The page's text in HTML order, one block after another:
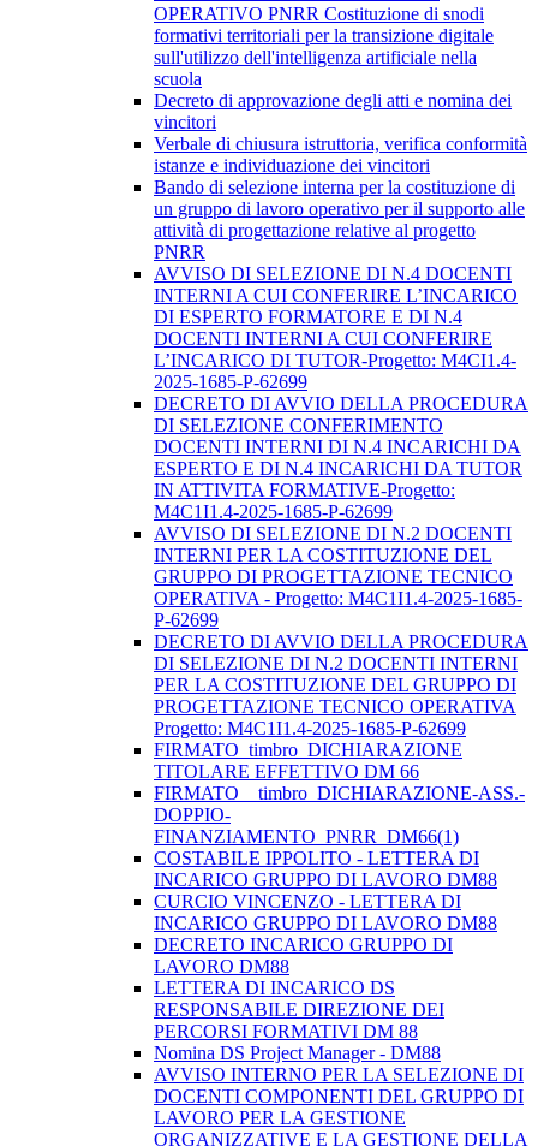
OPERATIVO PNRR Costituzione di snodi
formativi territoriali per la transizione digitale
sull'utilizzo dell'intelligenza artificiale nella
scuola
Decreto di approvazione degli atti e nomina dei
vincitori
Verbale di chiusura istruttoria, verifica conformità
istanze e individuazione dei vincitori
Bando di selezione interna per la costituzione di
un gruppo di lavoro operativo per il supporto alle
attività di progettazione relative al progetto
PNRR
AVVISO DI SELEZIONE DI N.4 DOCENTI
INTERNI A CUI CONFERIRE L’INCARICO
DI ESPERTO FORMATORE E DI N.4
DOCENTI INTERNI A CUI CONFERIRE
L’INCARICO DI TUTOR-Progetto: M4CI1.4-
2025-1685-P-62699
DECRETO DI AVVIO DELLA PROCEDURA
DI SELEZIONE CONFERIMENTO
DOCENTI INTERNI DI N.4 INCARICHI DA
ESPERTO E DI N.4 INCARICHI DA TUTOR
IN ATTIVITA FORMATIVE-Progetto:
M4C1I1.4-2025-1685-P-62699
AVVISO DI SELEZIONE DI N.2 DOCENTI
INTERNI PER LA COSTITUZIONE DEL
GRUPPO DI PROGETTAZIONE TECNICO
OPERATIVA - Progetto: M4C1I1.4-2025-1685-
P-62699
DECRETO DI AVVIO DELLA PROCEDURA
DI SELEZIONE DI N.2 DOCENTI INTERNI
PER LA COSTITUZIONE DEL GRUPPO DI
PROGETTAZIONE TECNICO OPERATIVA
Progetto: M4C1I1.4-2025-1685-P-62699
FIRMATO_timbro_DICHIARAZIONE
TITOLARE EFFETTIVO DM 66
FIRMATO__timbro_DICHIARAZIONE-ASS.-
DOPPIO-
FINANZIAMENTO_PNRR_DM66(1)
COSTABILE IPPOLITO - LETTERA DI
INCARICO GRUPPO DI LAVORO DM88
CURCIO VINCENZO - LETTERA DI
INCARICO GRUPPO DI LAVORO DM88
DECRETO INCARICO GRUPPO DI
LAVORO DM88
LETTERA DI INCARICO DS
RESPONSABILE DIREZIONE DEI
PERCORSI FORMATIVI DM 88
Nomina DS Project Manager - DM88
AVVISO INTERNO PER LA SELEZIONE DI
DOCENTI COMPONENTI DEL GRUPPO DI
LAVORO PER LA GESTIONE
ORGANIZZATIVE E LA GESTIONE DELLA